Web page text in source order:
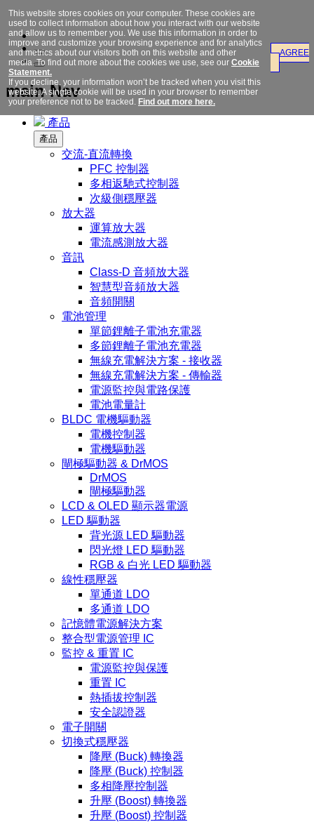
main Nav
產品
產品
交流-直流轉換
PFC 控制器
多相返馳式控制器
次級側穩壓器
放大器
運算放大器
電流感測放大器
音訊
Class-D 音頻放大器
智慧型音頻放大器
音頻開關
電池管理
單節鋰離子電池充電器
多節鋰離子電池充電器
無線充電解決方案 - 接收器
無線充電解決方案 - 傳輸器
電源監控與電路保護
電池電量計
BLDC 電機驅動器
電機控制器
電機驅動器
閘極驅動器 & DrMOS
DrMOS
閘極驅動器
LCD & OLED 顯示器電源
LED 驅動器
背光源 LED 驅動器
閃光燈 LED 驅動器
RGB & 白光 LED 驅動器
線性穩壓器
單通道 LDO
多通道 LDO
記憶體電源解決方案
整合型電源管理 IC
監控 & 重置 IC
電源監控與保護
重置 IC
熱插拔控制器
安全認證器
電子開關
切換式穩壓器
降壓 (Buck) 轉換器
降壓 (Buck) 控制器
多相降壓控制器
升壓 (Boost) 轉換器
升壓 (Boost) 控制器
AGREE
This website stores cookies on your computer. These cookies are
used to collect information about how you interact with our website
and allow us to remember you. We use this information in order to
improve and customize your browsing experience and for analytics
and metrics about our visitors both on this website and other
media. To find out more about the cookies we use, see our Cookie
Statement.
If you decline, your information won’t be tracked when you visit this
website. A single cookie will be used in your browser to remember
your preference not to be tracked. Find out more here.